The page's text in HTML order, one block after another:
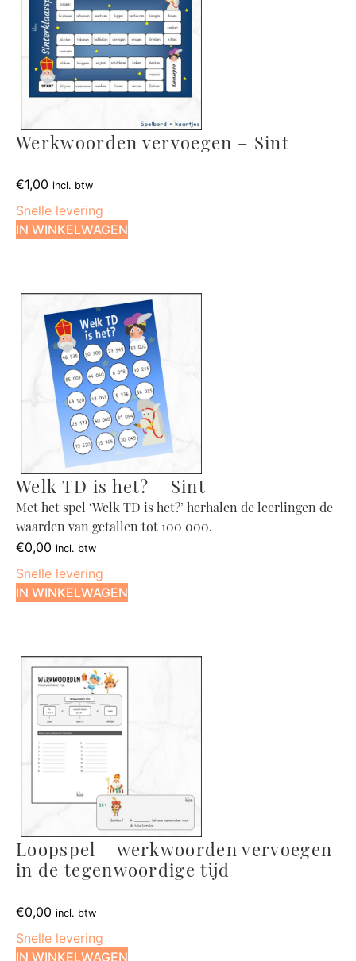
Werkwoorden vervoegen – Sint
€1,00 incl. btw
Snelle levering
IN WINKELWAGEN
Welk TD is het? – Sint
Met het spel ‘Welk TD is het?’ herhalen de leerlingen de
waarden van getallen tot 100 000.
€0,00 incl. btw
Snelle levering
IN WINKELWAGEN
Loopspel – werkwoorden vervoegen
in de tegenwoordige tijd
€0,00 incl. btw
Snelle levering
IN WINKELWAGEN